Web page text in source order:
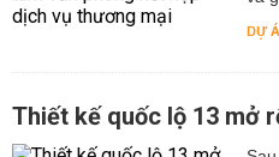
DỰ
Thiết kế quốc lộ 13 mở